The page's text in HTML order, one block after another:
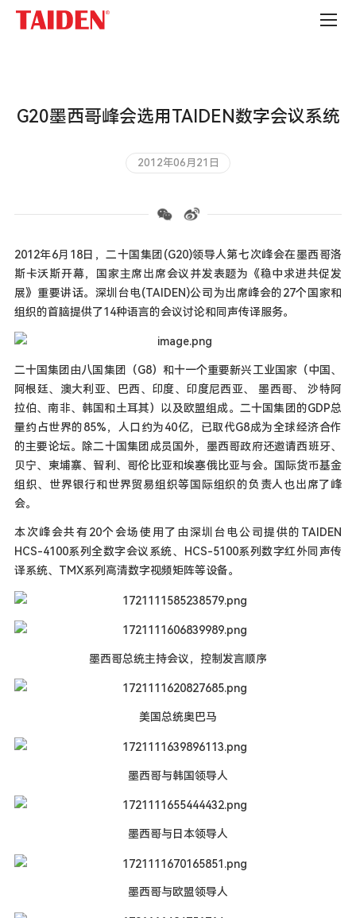
G20墨西哥峰会选用TAIDEN数字会议系统
2012年06月21日
2012年6月18日，二十国集团(G20)领导人第七次峰会在墨西哥洛
斯卡沃斯开幕，国家主席出席会议并发表题为《稳中求进共促发
展》重要讲话。深圳台电(TAIDEN)公司为出席峰会的27个国家和
组织的首脑提供了14种语言的会议讨论和同声传译服务。
二十国集团由八国集团（G8）和十一个重要新兴工业国家（中国、
阿根廷、澳大利亚、巴西、印度、印度尼西亚、 墨西哥、 沙特阿
拉伯、南非、韩国和土耳其）以及欧盟组成。二十国集团的GDP总
量约占世界的85%，人口约为40亿，已取代G8成为全球经济合作
的主要论坛。除二十国集团成员国外，墨西哥政府还邀请西班牙、
贝宁、柬埔寨、智利、哥伦比亚和埃塞俄比亚与会。国际货币基金
组织、世界银行和世界贸易组织等国际组织的负责人也出席了峰
会。
本次峰会共有20个会场使用了由深圳台电公司提供的TAIDEN
HCS-4100系列全数字会议系统、HCS-5100系列数字红外同声传
译系统、TMX系列高清数字视频矩阵等设备。
墨西哥总统主持会议，控制发言顺序
美国总统奥巴马
墨西哥与韩国领导人
墨西哥与日本领导人
墨西哥与欧盟领导人